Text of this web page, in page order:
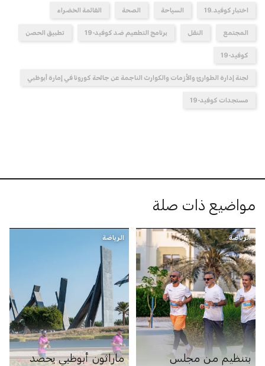
اختبار كوفيد ـ19 السياحة الصحة القائمة الخضراء
المجتمع النقل برنامج التطعيم ضد كوفيد-19 تطبيق الحصن
كوفيد-19
لجنة إدارة الطوارئ والأزمات والكوارث الناجمة عن جائحة كورونا في إمارة أبوظبي
مستجدات كوفيد-19
مواضيع ذات صلة
الرياضة
بتنظيم من مجلس
الرياضة
ماراثون أبوظبي يحصد